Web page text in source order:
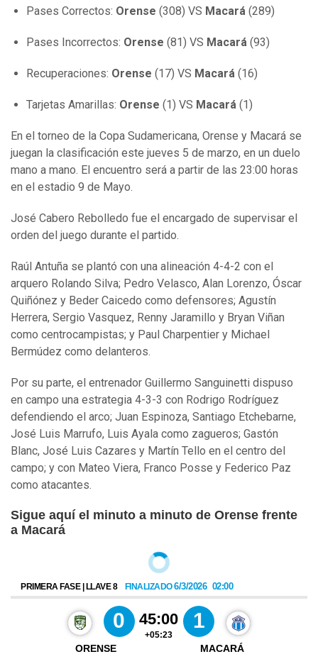
Pases Correctos: Orense (308) VS Macará (289)
Pases Incorrectos: Orense (81) VS Macará (93)
Recuperaciones: Orense (17) VS Macará (16)
Tarjetas Amarillas: Orense (1) VS Macará (1)
En el torneo de la Copa Sudamericana, Orense y Macará se
juegan la clasificación este jueves 5 de marzo, en un duelo
mano a mano. El encuentro será a partir de las 23:00 horas
en el estadio 9 de Mayo.
José Cabero Rebolledo fue el encargado de supervisar el
orden del juego durante el partido.
Raúl Antuña se plantó con una alineación 4-4-2 con el
arquero Rolando Silva; Pedro Velasco, Alan Lorenzo, Óscar
Quiñónez y Beder Caicedo como defensores; Agustín
Herrera, Sergio Vasquez, Renny Jaramillo y Bryan Viñan
como centrocampistas; y Paul Charpentier y Michael
Bermúdez como delanteros.
Por su parte, el entrenador Guillermo Sanguinetti dispuso
en campo una estrategia 4-3-3 con Rodrigo Rodríguez
defendiendo el arco; Juan Espinoza, Santiago Etchebarne,
José Luis Marrufo, Luis Ayala como zagueros; Gastón
Blanc, José Luis Cazares y Martín Tello en el centro del
campo; y con Mateo Viera, Franco Posse y Federico Paz
como atacantes.
Sigue aquí el minuto a minuto de Orense frente
a Macará